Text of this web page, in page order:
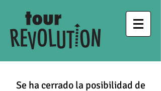
Se ha cerrado la posibilidad de